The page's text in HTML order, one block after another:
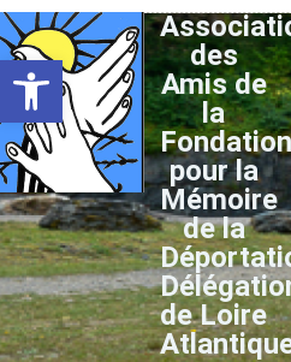
Ouvrir la barre d’outils
des
Amis de
la
pour la
Mémoire
de la
de Loire